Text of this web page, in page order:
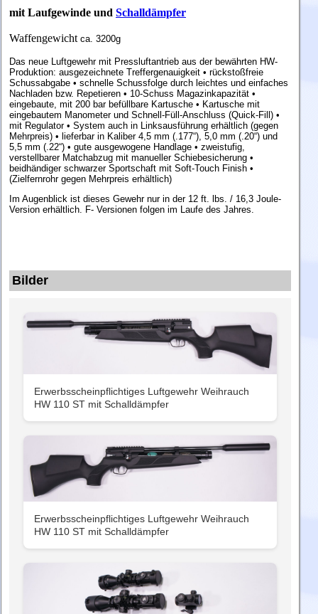
mit Laufgewinde und Schalldämpfer
Waffengewicht ca. 3200g
Das neue Luftgewehr mit Pressluftantrieb aus der bewährten HW-
Produktion: ausgezeichnete Treffergenauigkeit • rückstoßfreie
Schussabgabe • schnelle Schussfolge durch leichtes und einfaches
Nachladen bzw. Repetieren • 10-Schuss Magazinkapazität •
eingebaute, mit 200 bar befüllbare Kartusche • Kartusche mit
eingebautem Manometer und Schnell-Füll-Anschluss (Quick-Fill) •
mit Regulator • System auch in Linksausführung erhältlich (gegen
Mehrpreis) • lieferbar in Kaliber 4,5 mm (.177“), 5,0 mm (.20“) und
5,5 mm (.22“) • gute ausgewogene Handlage • zweistufig,
verstellbarer Matchabzug mit manueller Schiebesicherung •
beidhändiger schwarzer Sportschaft mit Soft-Touch Finish •
(Zielfernrohr gegen Mehrpreis erhältlich)
Im Augenblick ist dieses Gewehr nur in der 12 ft. lbs. / 16,3 Joule-
Version erhältlich. F- Versionen folgen im Laufe des Jahres.
Bilder
Erwerbsscheinpflichtiges Luftgewehr Weihrauch
HW 110 ST mit Schalldämpfer
Erwerbsscheinpflichtiges Luftgewehr Weihrauch
HW 110 ST mit Schalldämpfer